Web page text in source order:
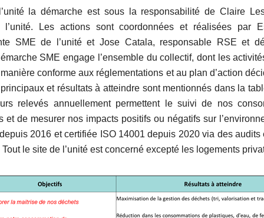
la démarche est sous la responsabilité de Claire
l’unité. Les actions sont coordonnées et réalisées par
SME de l’unité et Jose Catala, responsable RSE et
SME engage l’ensemble du collectif, dont les
conforme aux réglementations et au plan d’action
et résultats à atteindre sont mentionnés dans la
relevés annuellement permettent le suivi de nos
et de mesurer nos impacts positifs ou négatifs sur
2016 et certifiée ISO 14001 depuis 2020 via des audits
le site de l’unité est concerné excepté les logements